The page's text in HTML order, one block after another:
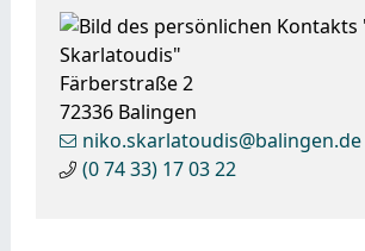
Färberstraße 2
72336 Balingen
niko.skarlatoudis@balingen.de
(07433) 170322